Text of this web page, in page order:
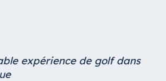
expérience de golf dans